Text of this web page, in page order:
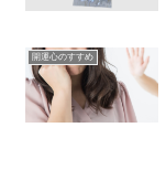
開運心のすすめ